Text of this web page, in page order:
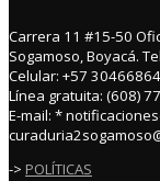
Carrera 11 #15-50
Sogamoso, Boyacá.
Celular: +57
Línea gratuita: (608)
E-mail: *
-> POLÍTICAS